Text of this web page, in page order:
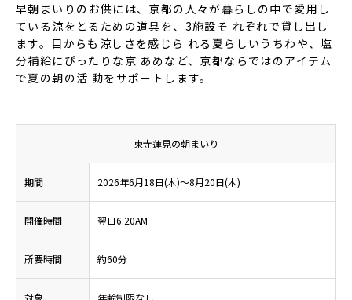
早朝まいりのお供には、京都の人々が暮らしの中で愛用し
ている涼をとるための道具を、3施設そ れぞれで貸し出し
ます。目からも涼しさを感じら れる夏らしいうちわや、塩
分補給にぴったりな京 あめなど、京都ならではのアイテム
で夏の朝の活 動をサポートします。
東寺蓮見の朝まいり
期間 2026年6月18日(木)〜8月20日(木)
開催時間 翌日6:20AM
所要時間 約60分